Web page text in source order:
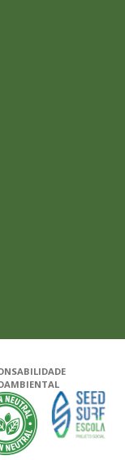
do site no
Garantia de satisfação
A